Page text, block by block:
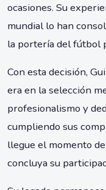
ocasiones. Su
mundial lo han
la portería del fútbol
Con esta decisión,
era en la selección
profesionalismo y
cumpliendo sus
llegue el momento
concluya su